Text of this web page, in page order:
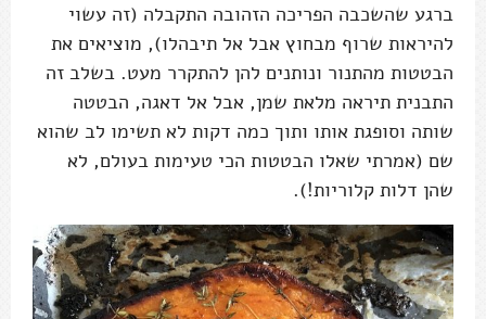
ברגע שהשכבה הפריכה הזהובה התקבלה (זה עשוי
להיראות שרוף מבחוץ אבל אל תיבהלו), מוציאים את
הבטטות מהתנור ונותנים להן להתקרר מעט. בשלב זה
התבנית תיראה מלאת שמן, אבל אל דאגה, הבטטה
שותה וסופגת אותו ותוך כמה דקות לא תשימו לב שהוא
שם (אמרתי שאלו הבטטות הכי טעימות בעולם, לא
שהן דלות קלוריות!).